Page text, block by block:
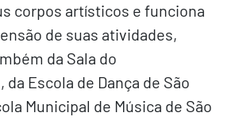
corpos artísticos e funciona
de suas atividades,
da Sala do
Escola de Dança de São
Municipal de Música de São